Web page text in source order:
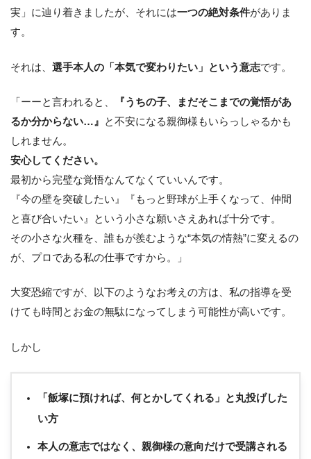
実」に辿り着きましたが、それには一つの絶対条件がありま
す。
それは、 選手本人の「本気で変わりたい」という意志です。
「ーーと言われると、
『うちの子、まだそこまでの覚悟があ
るか分からない…』
と不安になる親御様もいらっしゃるかも
しれません。
安心してください。
最初から完璧な覚悟なんてなくていいんです。
『今の壁を突破したい』『もっと野球が上手くなって、仲間
と喜び合いたい』という小さな願いさえあれば十分です。
その小さな火種を、誰もが羨むような“本気の情熱”に変えるの
が、プロである私の仕事ですから。」
大変恐縮ですが、以下のようなお考えの方は、私の指導を受
けても時間とお金の無駄になってしまう可能性が高いです。
しかし
「飯塚に預ければ、何とかしてくれる」と丸投げした
い方
本人の意志ではなく、親御様の意向だけで受講される